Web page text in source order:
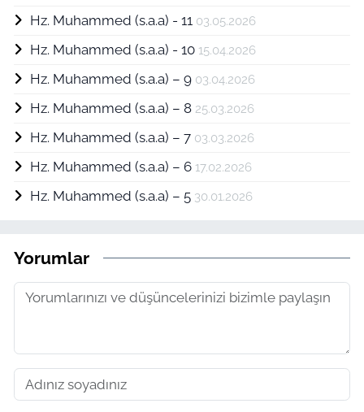
Hz. Muhammed (s.a.a) - 11 03.05.2026
Hz. Muhammed (s.a.a) - 10 15.04.2026
Hz. Muhammed (s.a.a) – 9 03.04.2026
Hz. Muhammed (s.a.a) – 8 25.03.2026
Hz. Muhammed (s.a.a) – 7 03.03.2026
Hz. Muhammed (s.a.a) – 6 17.02.2026
Hz. Muhammed (s.a.a) – 5 30.01.2026
Yorumlar